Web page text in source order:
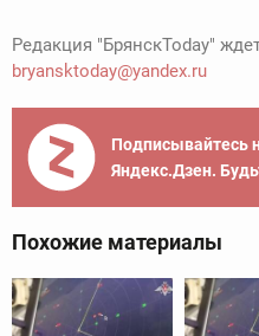
Редакция "БрянскToday"
bryansktoday@yandex.ru
Подписывайтесь
Яндекс.Дзен.
Похожие материалы